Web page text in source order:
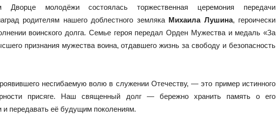
Дворце молодёжи состоялась торжественная церемония передачи
родителям нашего доблестного земляка Михаила Лушина, героически
воинского долга. Семье героя передал Орден Мужества и медаль «За
признания мужества воина, отдавшего жизнь за свободу и безопасность
несгибаемую волю в служении Отечеству, — это пример истинного
присяге. Наш священный долг — бережно хранить память о его
и передавать её будущим поколениям.